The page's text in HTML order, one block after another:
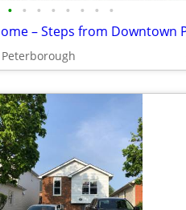
• • • • • • • •
Peterborough